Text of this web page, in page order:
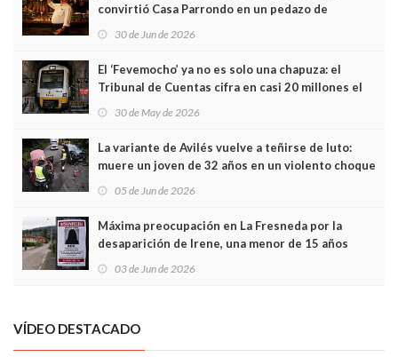
convirtió Casa Parrondo en un pedazo de
Asturias en Madrid
30 de Jun de 2026
El ‘Fevemocho’ ya no es solo una chapuza: el
Tribunal de Cuentas cifra en casi 20 millones el
sobrecoste de los trenes que no cabían por los
30 de May de 2026
La variante de Avilés vuelve a teñirse de luto:
muere un joven de 32 años en un violento choque
frontal
05 de Jun de 2026
Máxima preocupación en La Fresneda por la
desaparición de Irene, una menor de 15 años
03 de Jun de 2026
VÍDEO DESTACADO